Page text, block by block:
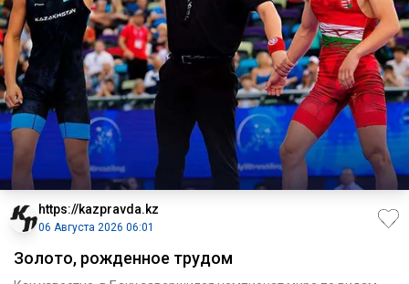
https://kazpravda.kz
06 Августа 2026 06:01
Золото, рожденное трудом